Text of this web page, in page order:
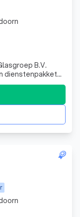
dienstenpakket
een groot
ruitje in de
bedrijven,